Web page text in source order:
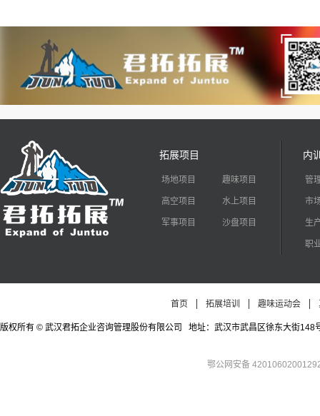
拓展项目
场地项目 趣味项目
高空项目 水上项目
军事项目 沙盘项目
内
管
市
生
职
首页 拓展培训 趣味运动会
版权所有 © 武汉君拓企业咨询管理股份有限公司 地址：武汉市武昌区徐东大街
鄂公网安备